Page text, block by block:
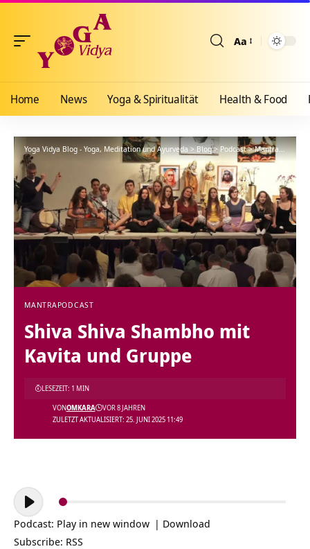
Aa
Home News Yoga & Spiritualität Health & Food
Yoga Vidya Blog - Yoga, Meditation und Ayurveda>Blog>Podcast>Mantra>Shiva
MANTRAPODCAST
Shiva Shiva Shambho mit
Kavita und Gruppe
ZULETZT AKTUALISIERT: 25. JUNI 2025 11:49
VONOMKARA VOR 8 JAHREN
LESEZEIT: 1 MIN
Audio-
Player
Podcast: Play in new window | Download
Subscribe: RSS